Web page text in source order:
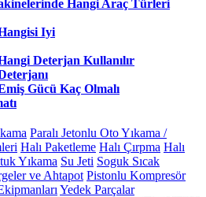
Hangi Araç Türleri
Iyi
Deterjan Kullanılır
Gücü Kaç Olmalı
Paralı Jetonlu Oto Yıkama /
Halı Paketleme Halı Çırpma Halı
Yıkama Su Jeti Soguk Sıcak
ve Ahtapot Pistonlu Kompresör
Yedek Parçalar